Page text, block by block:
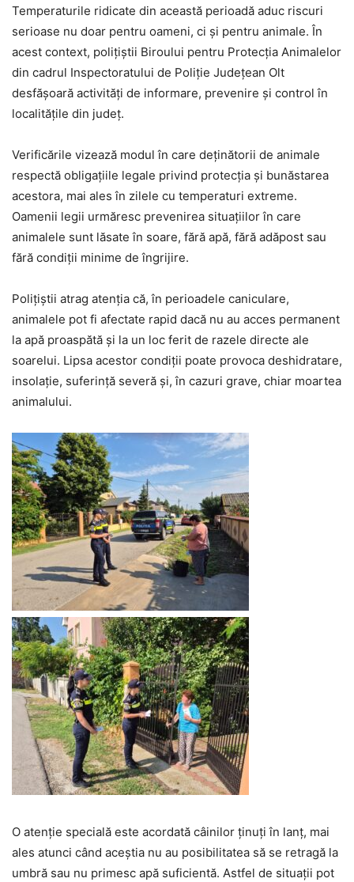
Temperaturile ridicate din această perioadă aduc riscuri
serioase nu doar pentru oameni, ci și pentru animale. În
acest context, polițiștii Biroului pentru Protecția Animalelor
din cadrul Inspectoratului de Poliție Județean Olt
desfășoară activități de informare, prevenire și control în
localitățile din județ.
Verificările vizează modul în care deținătorii de animale
respectă obligațiile legale privind protecția și bunăstarea
acestora, mai ales în zilele cu temperaturi extreme.
Oamenii legii urmăresc prevenirea situațiilor în care
animalele sunt lăsate în soare, fără apă, fără adăpost sau
fără condiții minime de îngrijire.
Polițiștii atrag atenția că, în perioadele caniculare,
animalele pot fi afectate rapid dacă nu au acces permanent
la apă proaspătă și la un loc ferit de razele directe ale
soarelui. Lipsa acestor condiții poate provoca deshidratare,
insolație, suferință severă și, în cazuri grave, chiar moartea
animalului.
O atenție specială este acordată câinilor ținuți în lanț, mai
ales atunci când aceștia nu au posibilitatea să se retragă la
umbră sau nu primesc apă suficientă. Astfel de situații pot